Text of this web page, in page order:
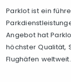
Parklot ist ein
Angebot hat
höchster Qualität,
Flughäfen weltweit.